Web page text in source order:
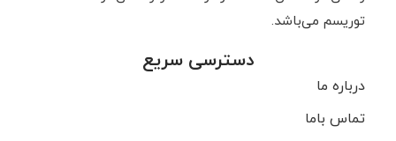
توریسم می‌باشد.
دسترسی سریع
درباره ما
تماس باما